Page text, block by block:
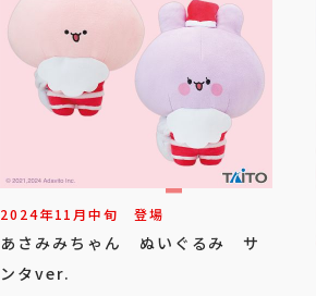
2024年11月中旬 登場
あさみみちゃん ぬいぐるみ サ
ンタver.